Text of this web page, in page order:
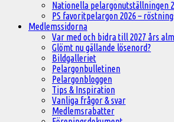
Nationella pelargonutställningen
PS favoritpelargon 2026 –
Medlemssidorna
Var med och bidra till 2027 års
Glömt nu gällande lösenord?
Bildgalleriet
Pelargonbulletinen
Pelargonbloggen
Tips & Inspiration
Vanliga frågor & svar
Medlemsrabatter